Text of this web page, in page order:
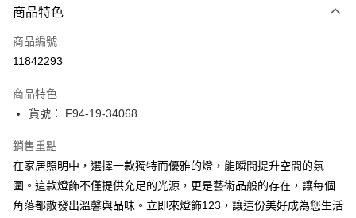
信用卡一次付款
LINE Pay
街口支付
悠遊付
Google Pay
全盈+PAY
商品特色
商品編號
11842293
商品特色
貨號： F94-19-34068
銷售重點
在家居照明中，選擇一款獨特而優雅的燈，能瞬間提升空間的氛
圍。這款燈飾不僅提供充足的光源，更是藝術品般的存在，讓每個
角落都散發出溫馨與品味。立即來燈飾123，讓這份美好成為您生活